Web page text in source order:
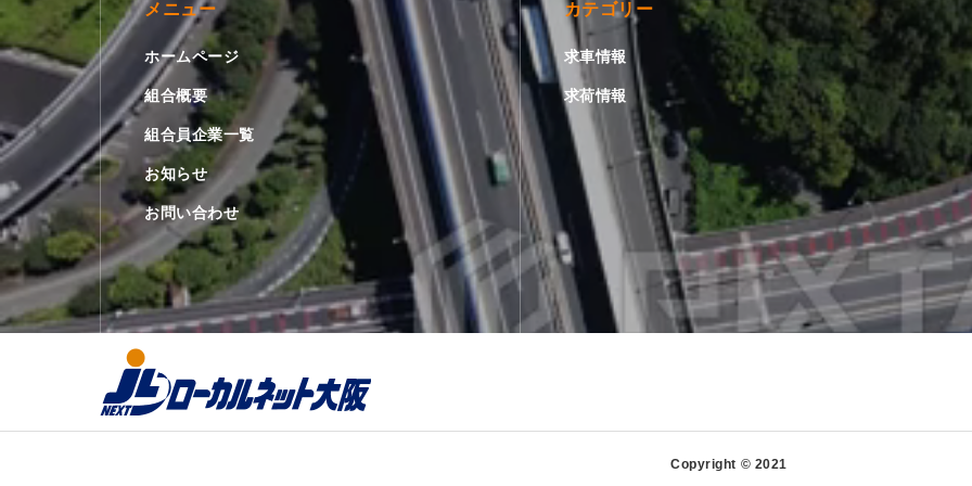
メニュー
ホームページ
組合概要
組合員企業一覧
お知らせ
お問い合わせ
カテゴリー
求車情報
求荷情報
Copyright © 2021